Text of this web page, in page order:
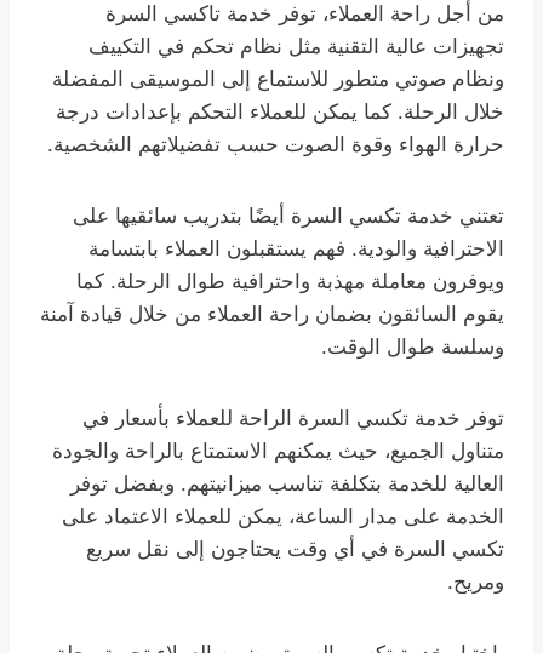
من أجل راحة العملاء، توفر خدمة تاكسي السرة
تجهيزات عالية التقنية مثل نظام تحكم في التكييف
ونظام صوتي متطور للاستماع إلى الموسيقى المفضلة
خلال الرحلة. كما يمكن للعملاء التحكم بإعدادات درجة
حرارة الهواء وقوة الصوت حسب تفضيلاتهم الشخصية.
تعتني خدمة تكسي السرة أيضًا بتدريب سائقيها على
الاحترافية والودية. فهم يستقبلون العملاء بابتسامة
ويوفرون معاملة مهذبة واحترافية طوال الرحلة. كما
يقوم السائقون بضمان راحة العملاء من خلال قيادة آمنة
وسلسة طوال الوقت.
توفر خدمة تكسي السرة الراحة للعملاء بأسعار في
متناول الجميع، حيث يمكنهم الاستمتاع بالراحة والجودة
العالية للخدمة بتكلفة تناسب ميزانيتهم. وبفضل توفر
الخدمة على مدار الساعة، يمكن للعملاء الاعتماد على
تكسي السرة في أي وقت يحتاجون إلى نقل سريع
ومريح.